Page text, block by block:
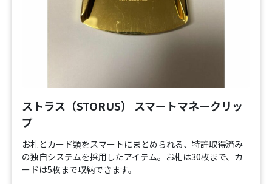
ストラス（STORUS） スマートマネークリッ
プ
お札とカード類をスマートにまとめられる、特許取得済み
の独自システムを採用したアイテム。お札は30枚まで、カ
ードは5枚まで収納できます。